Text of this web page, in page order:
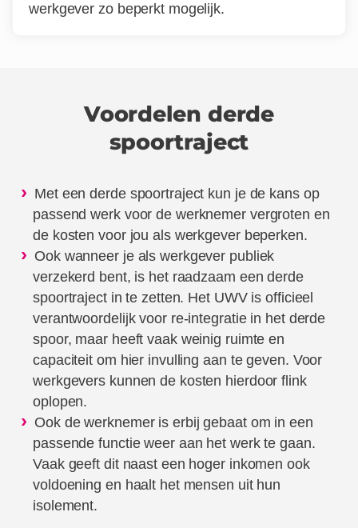
werkgever zo beperkt mogelijk.
Voordelen derde
spoortraject
Met een derde spoortraject kun je de kans op
passend werk voor de werknemer vergroten en
de kosten voor jou als werkgever beperken.
Ook wanneer je als werkgever publiek
verzekerd bent, is het raadzaam een derde
spoortraject in te zetten. Het UWV is officieel
verantwoordelijk voor re-integratie in het derde
spoor, maar heeft vaak weinig ruimte en
capaciteit om hier invulling aan te geven. Voor
werkgevers kunnen de kosten hierdoor flink
oplopen.
Ook de werknemer is erbij gebaat om in een
passende functie weer aan het werk te gaan.
Vaak geeft dit naast een hoger inkomen ook
voldoening en haalt het mensen uit hun
isolement.